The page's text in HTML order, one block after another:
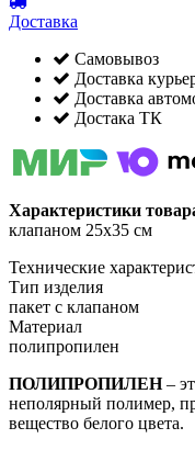
Доставка
Самовывоз
Доставка
Доставка
Достака ТК
Характеристики
клапаном 25х35 см
Технические
Тип изделия
пакет с клапаном
Материал
полипропилен
ПОЛИПРОПИЛЕН–
неполярный полимер,
вещество белого цвета.